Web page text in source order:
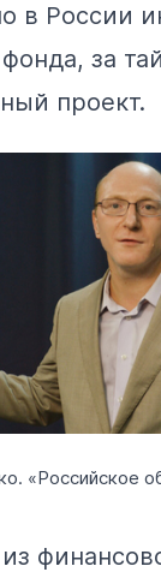
в России
фонда, за
проект.
«Российское